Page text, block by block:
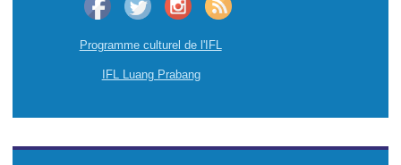
Programme culturel de l'IFL
IFL Luang Prabang